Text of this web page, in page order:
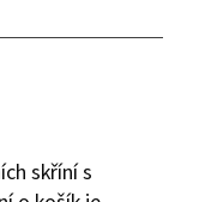
skříní s